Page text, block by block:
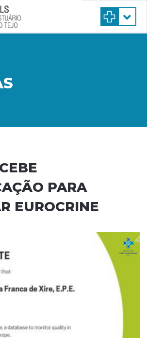
principal
PARA
EUROCRINE